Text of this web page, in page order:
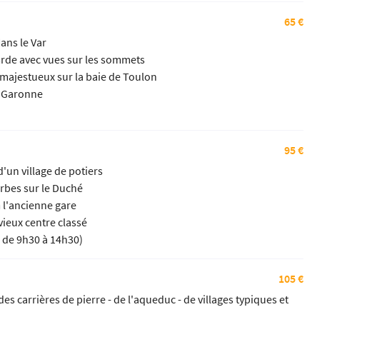
65 €
le Var
avec vues sur les sommets
sur la baie de Toulon
95 €
village de potiers
sur le Duché
l'ancienne gare
centre classé
9h30 à 14h30)
105 €
carrières de pierre - de l'aqueduc - de villages typiques et